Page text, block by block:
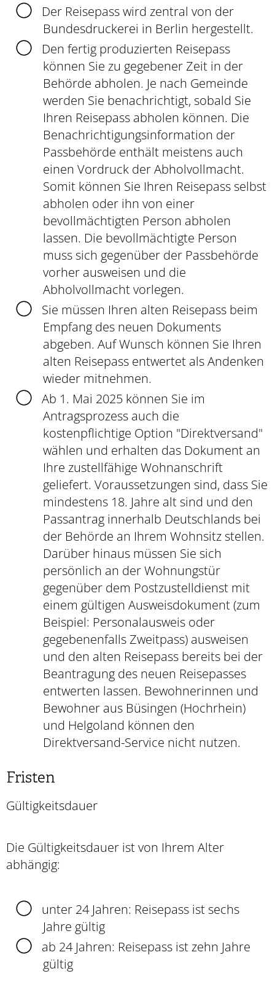
Der Reisepass wird zentral von der
Bundesdruckerei in Berlin hergestellt.
Den fertig produzierten Reisepass
können Sie zu gegebener Zeit in der
Behörde abholen. Je nach Gemeinde
werden Sie benachrichtigt, sobald Sie
Ihren Reisepass abholen können. Die
Benachrichtigungsinformation der
Passbehörde enthält meistens auch
einen Vordruck der Abholvollmacht.
Somit können Sie Ihren Reisepass selbst
abholen oder ihn von einer
bevollmächtigten Person abholen
lassen. Die bevollmächtigte Person
muss sich gegenüber der Passbehörde
vorher ausweisen und die
Abholvollmacht vorlegen.
Sie müssen Ihren alten Reisepass beim
Empfang des neuen Dokuments
abgeben. Auf Wunsch können Sie Ihren
alten Reisepass entwertet als Andenken
wieder mitnehmen.
Ab 1. Mai 2025 können Sie im
Antragsprozess auch die
kostenpflichtige Option "Direktversand"
wählen und erhalten das Dokument an
Ihre zustellfähige Wohnanschrift
geliefert. Voraussetzungen sind, dass Sie
mindestens 18. Jahre alt sind und den
Passantrag innerhalb Deutschlands bei
der Behörde an Ihrem Wohnsitz stellen.
Darüber hinaus müssen Sie sich
persönlich an der Wohnungstür
gegenüber dem Postzustelldienst mit
einem gültigen Ausweisdokument (zum
Beispiel: Personalausweis oder
gegebenenfalls Zweitpass) ausweisen
und den alten Reisepass bereits bei der
Beantragung des neuen Reisepasses
entwerten lassen. Bewohnerinnen und
Bewohner aus Büsingen (Hochrhein)
und Helgoland können den
Direktversand-Service nicht nutzen.
Fristen
Gültigkeitsdauer
Die Gültigkeitsdauer ist von Ihrem Alter
abhängig:
unter 24 Jahren: Reisepass ist sechs
Jahre gültig
ab 24 Jahren: Reisepass ist zehn Jahre
gültig